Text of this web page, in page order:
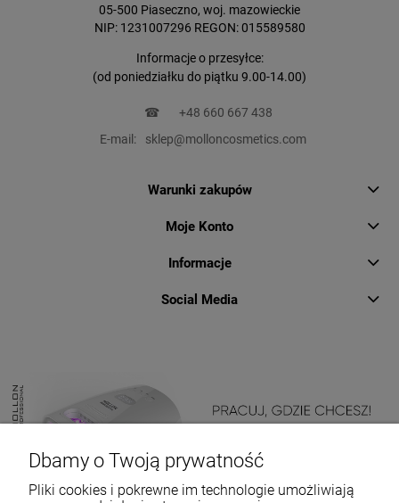
05-500 Piaseczno, woj. mazowieckie
NIP: 1231007296 REGON: 015589580
Informacje o przesyłce:
(od poniedziałku do piątku 9.00-14.00)
☎
+48 660 667 438
E-mail:
sklep@molloncosmetics.com
Warunki zakupów
Moje Konto
Informacje
Social Media
Dbamy o Twoją prywatność
Pliki cookies i pokrewne im technologie umożliwiają